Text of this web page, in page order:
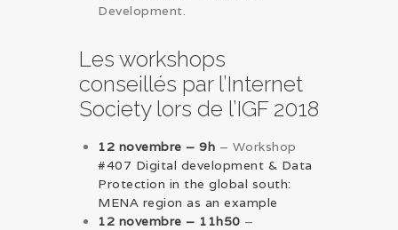
Development.
Les workshops
conseillés par l’Internet
Society lors de l’IGF 2018
12 novembre – 9h – Workshop
#407 Digital development & Data
Protection in the global south:
MENA region as an example
12 novembre – 11h50 –